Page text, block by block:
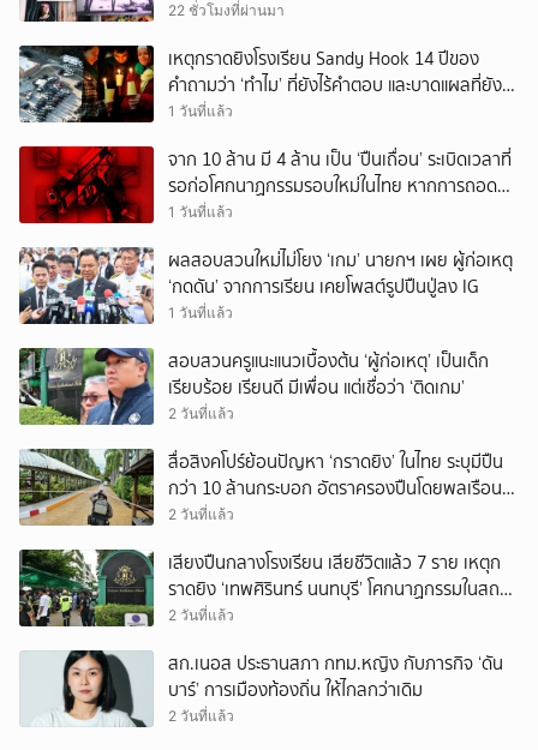
22 ชั่วโมงที่ผ่านมา
เหตุกราดยิงโรงเรียน Sandy Hook 14 ปีของ
คำถามว่า ‘ทำไม’ ที่ยังไร้คำตอบ และบาดแผลที่ยัง
ทวงความรับผิดชอบไม่จบ
1 วันที่แล้ว
จาก 10 ล้าน มี 4 ล้าน เป็น ‘ปืนเถื่อน’ ระเบิดเวลาที่
รอก่อโศกนาฏกรรมรอบใหม่ในไทย หากการถอดบท
เรียนของรัฐเป็นเพียง ‘ลมปาก’
1 วันที่แล้ว
ผลสอบสวนใหม่ไม่โยง ‘เกม’ นายกฯ เผย ผู้ก่อเหตุ
‘กดดัน’ จากการเรียน เคยโพสต์รูปปืนปู่ลง IG
1 วันที่แล้ว
สอบสวนครูแนะแนวเบื้องต้น ‘ผู้ก่อเหตุ’ เป็นเด็ก
เรียบร้อย เรียนดี มีเพื่อน แต่เชื่อว่า ‘ติดเกม’
2 วันที่แล้ว
สื่อสิงคโปร์ย้อนปัญหา ‘กราดยิง’ ในไทย ระบุมีปืน
กว่า 10 ล้านกระบอก อัตราครองปืนโดยพลเรือน
สูงที่สุดในภูมิภาค
2 วันที่แล้ว
เสียงปืนกลางโรงเรียน เสียชีวิตแล้ว 7 ราย เหตุก
ราดยิง ‘เทพศิรินทร์ นนทบุรี’ โศกนาฏกรรมในสถาน
ศึกษา ครั้งที่ 2 ในรอบปี
2 วันที่แล้ว
สก.เนอส ประธานสภา กทม.หญิง กับภารกิจ ‘ดัน
บาร์’ การเมืองท้องถิ่น ให้ไกลกว่าเดิม
2 วันที่แล้ว